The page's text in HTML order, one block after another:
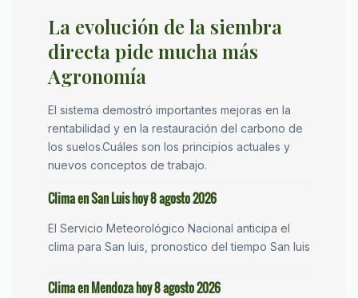
La evolución de la siembra
directa pide mucha más
Agronomía
El sistema demostró importantes mejoras en la
rentabilidad y en la restauración del carbono de
los suelos.Cuáles son los principios actuales y
nuevos conceptos de trabajo.
Clima en San Luis hoy 8 agosto 2026
El Servicio Meteorológico Nacional anticipa el
clima para San luis, pronostico del tiempo San luis
Clima en Mendoza hoy 8 agosto 2026